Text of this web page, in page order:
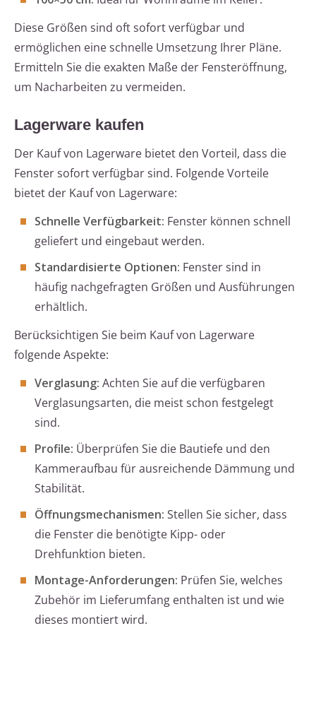
Diese Größen sind oft sofort verfügbar und
ermöglichen eine schnelle Umsetzung Ihrer Pläne.
Ermitteln Sie die exakten Maße der Fensteröffnung,
um Nacharbeiten zu vermeiden.
Lagerware kaufen
Der Kauf von Lagerware bietet den Vorteil, dass die
Fenster sofort verfügbar sind. Folgende Vorteile
bietet der Kauf von Lagerware:
Schnelle Verfügbarkeit: Fenster können schnell
geliefert und eingebaut werden.
Standardisierte Optionen: Fenster sind in
häufig nachgefragten Größen und Ausführungen
erhältlich.
Berücksichtigen Sie beim Kauf von Lagerware
folgende Aspekte:
Verglasung: Achten Sie auf die verfügbaren
Verglasungsarten, die meist schon festgelegt
sind.
Profile: Überprüfen Sie die Bautiefe und den
Kammeraufbau für ausreichende Dämmung und
Stabilität.
Öffnungsmechanismen: Stellen Sie sicher, dass
die Fenster die benötigte Kipp- oder
Drehfunktion bieten.
Montage-Anforderungen: Prüfen Sie, welches
Zubehör im Lieferumfang enthalten ist und wie
dieses montiert wird.